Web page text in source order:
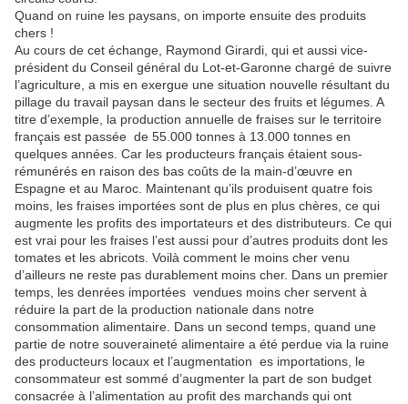
Quand on ruine les paysans, on importe ensuite des produits
chers !
Au cours de cet échange, Raymond Girardi, qui et aussi vice-
président du Conseil général du Lot-et-Garonne chargé de suivre
l’agriculture, a mis en exergue une situation nouvelle résultant du
pillage du travail paysan dans le secteur des fruits et légumes. A
titre d’exemple, la production annuelle de fraises sur le territoire
français est passée de 55.000 tonnes à 13.000 tonnes en
quelques années. Car les producteurs français étaient sous-
rémunérés en raison des bas coûts de la main-d’œuvre en
Espagne et au Maroc. Maintenant qu’ils produisent quatre fois
moins, les fraises importées sont de plus en plus chères, ce qui
augmente les profits des importateurs et des distributeurs. Ce qui
est vrai pour les fraises l’est aussi pour d’autres produits dont les
tomates et les abricots. Voilà comment le moins cher venu
d’ailleurs ne reste pas durablement moins cher. Dans un premier
temps, les denrées importées vendues moins cher servent à
réduire la part de la production nationale dans notre
consommation alimentaire. Dans un second temps, quand une
partie de notre souveraineté alimentaire a été perdue via la ruine
des producteurs locaux et l’augmentation es importations, le
consommateur est sommé d’augmenter la part de son budget
consacrée à l’alimentation au profit des marchands qui ont